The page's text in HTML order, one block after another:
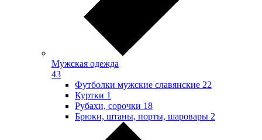
Мужская одежда
43
Футболки мужские славянские 22
Куртки 1
Рубахи, сорочки 18
Брюки, штаны, порты, шаровары 2